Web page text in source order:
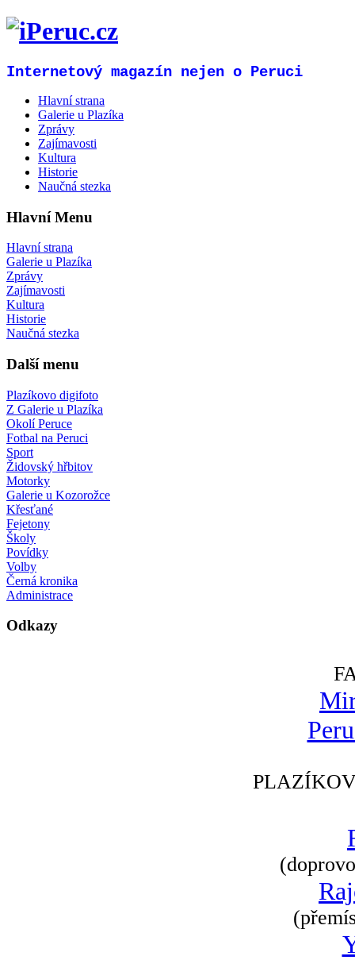
Internetový magazín nejen o Peruci
Hlavní strana
Galerie u Plazíka
Zprávy
Zajímavosti
Kultura
Historie
Naučná stezka
Hlavní Menu
Hlavní strana
Galerie u Plazíka
Zprávy
Zajímavosti
Kultura
Historie
Naučná stezka
Další menu
Plazíkovo digifoto
Z Galerie u Plazíka
Okolí Peruce
Fotbal na Peruci
Sport
Židovský hřbitov
Motorky
Galerie u Kozorožce
Křesťané
Fejetony
Školy
Povídky
Volby
Černá kronika
Administrace
Odkazy